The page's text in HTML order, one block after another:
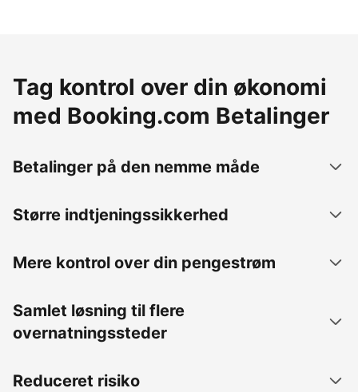
Tag kontrol over din økonomi
med Booking.com Betalinger
Betalinger på den nemme måde
Større indtjeningssikkerhed
Mere kontrol over din pengestrøm
Samlet løsning til flere
overnatningssteder
Reduceret risiko